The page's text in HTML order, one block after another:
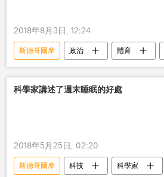
2018年8月3日, 12:24
斯德哥爾摩 政治 體育
科學家講述了週末睡眠的好處
2018年5月25日, 02:20
斯德哥爾摩 科技 科學家